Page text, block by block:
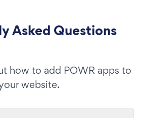
Asked Questions
how to add POWR apps to
website.